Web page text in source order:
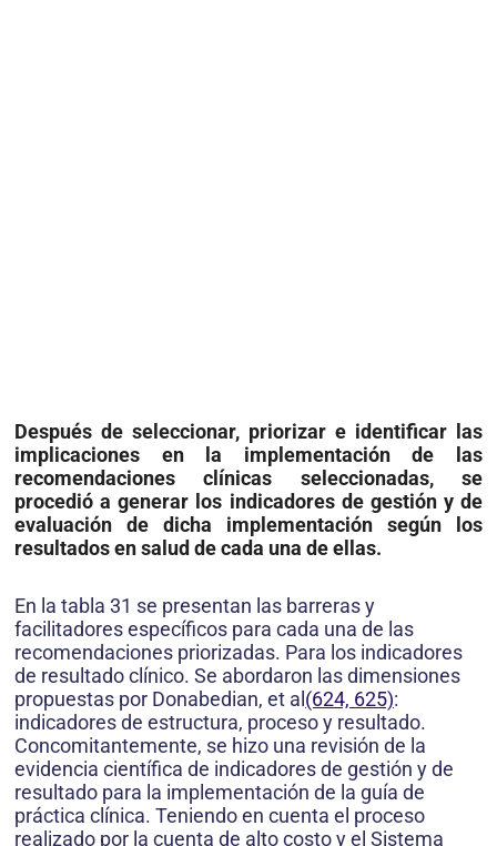
Después de seleccionar, priorizar e identificar las
implicaciones en la implementación de las
recomendaciones clínicas seleccionadas, se
procedió a generar los indicadores de gestión y de
evaluación de dicha implementación según los
resultados en salud de cada una de ellas.
En la tabla 31 se presentan las barreras y
facilitadores específicos para cada una de las
recomendaciones priorizadas. Para los indicadores
de resultado clínico. Se abordaron las dimensiones
propuestas por Donabedian, et al(624, 625):
indicadores de estructura, proceso y resultado.
Concomitantemente, se hizo una revisión de la
evidencia científica de indicadores de gestión y de
resultado para la implementación de la guía de
práctica clínica. Teniendo en cuenta el proceso
realizado por la cuenta de alto costo y el Sistema